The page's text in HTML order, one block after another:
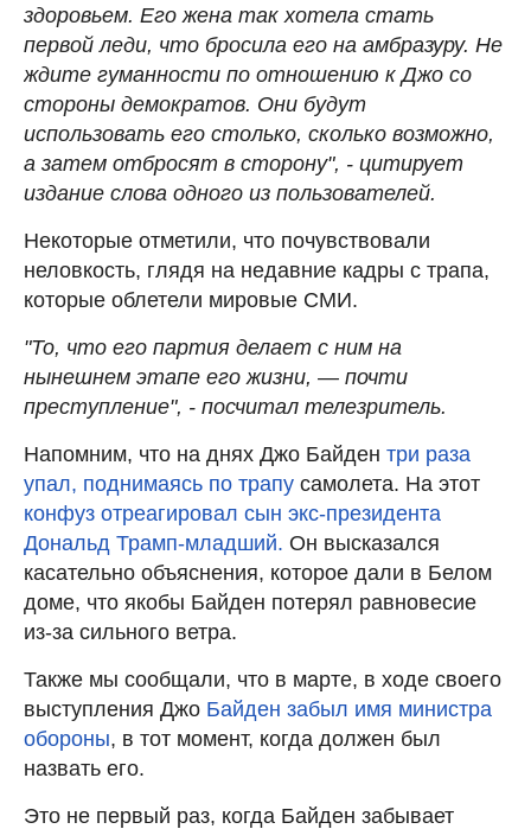
здоровьем. Его жена так хотела стать
первой леди, что бросила его на амбразуру. Не
ждите гуманности по отношению к Джо со
стороны демократов. Они будут
использовать его столько, сколько возможно,
а затем отбросят в сторону", - цитирует
издание слова одного из пользователей.
Некоторые отметили, что почувствовали
неловкость, глядя на недавние кадры с трапа,
которые облетели мировые СМИ.
"То, что его партия делает с ним на
нынешнем этапе его жизни, — почти
преступление", - посчитал телезритель.
Напомним, что на днях Джо Байден три раза
упал, поднимаясь по трапу самолета. На этот
конфуз отреагировал сын экс-президента
Дональд Трамп-младший. Он высказался
касательно объяснения, которое дали в Белом
доме, что якобы Байден потерял равновесие
из-за сильного ветра.
Также мы сообщали, что в марте, в ходе своего
выступления Джо Байден забыл имя министра
обороны, в тот момент, когда должен был
назвать его.
Это не первый раз, когда Байден забывает